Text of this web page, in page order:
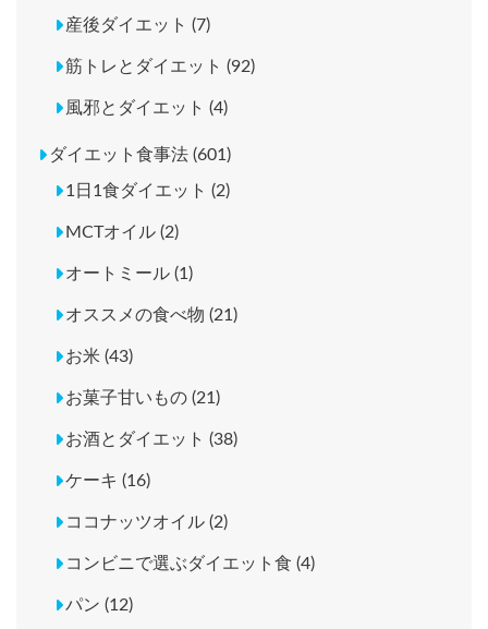
産後ダイエット (7)
筋トレとダイエット (92)
風邪とダイエット (4)
ダイエット食事法 (601)
1日1食ダイエット (2)
MCTオイル (2)
オートミール (1)
オススメの食べ物 (21)
お米 (43)
お菓子甘いもの (21)
お酒とダイエット (38)
ケーキ (16)
ココナッツオイル (2)
コンビニで選ぶダイエット食 (4)
パン (12)